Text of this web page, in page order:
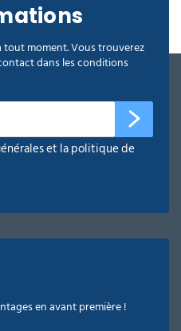
tout moment. Vous trouverez
dans les conditions
et la politique de
en avant première !